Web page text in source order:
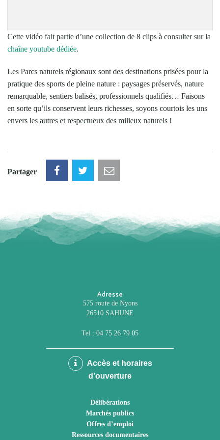
Cette vidéo fait partie d’une collection de 8 clips à consulter sur la
chaîne youtube dédiée.
Les Parcs naturels régionaux sont des destinations prisées pour la
pratique des sports de pleine nature : paysages préservés, nature
remarquable, sentiers balisés, professionnels qualifiés… Faisons
en sorte qu’ils conservent leurs richesses, soyons courtois les uns
envers les autres et respectueux des milieux naturels !
Partager
Adresse
575 route de Nyons
26510 SAHUNE
Tel : 04 75 26 79 05
Accès et horaires
d'ouverture
Délibérations
Marchés publics
Offres d’emploi
Ressources documentaires